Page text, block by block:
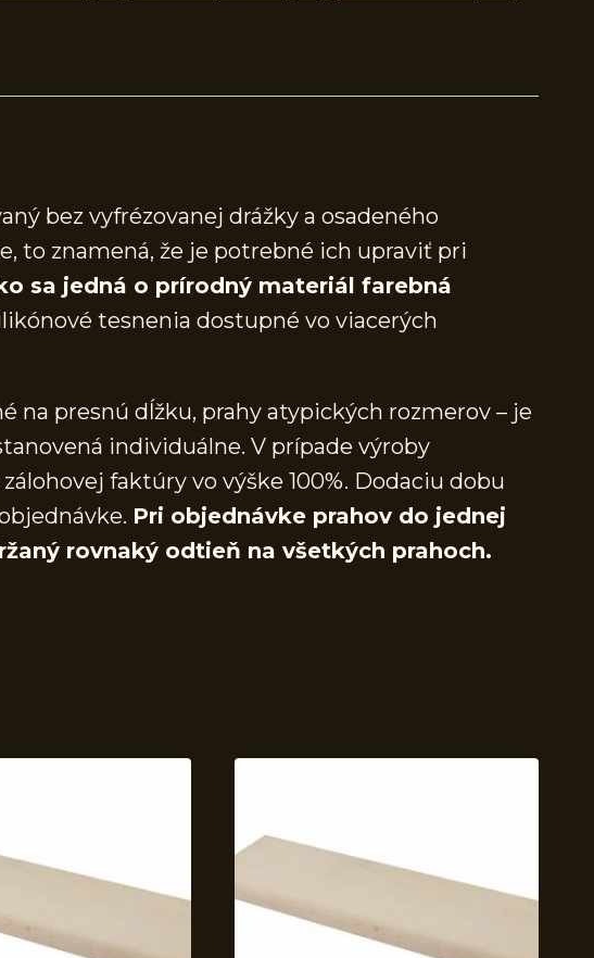
bez vyfrézovanej drážky a osadeného
to znamená, že je potrebné ich upraviť pri
sa jedná o prírodný materiál farebná
tesnenia dostupné vo viacerých
na presnú dĺžku, prahy atypických rozmerov – je
individuálne. V prípade výroby
faktúry vo výške 100%. Dodaciu dobu
Pri objednávke prahov do jednej
rovnaký odtieň na všetkých prahoch.